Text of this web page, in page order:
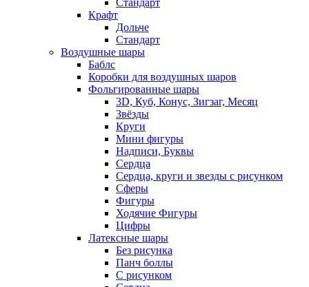
Стандарт
Крафт
Дольче
Стандарт
Воздушные шары
Баблс
Коробки для воздушных шаров
Фольгированные шары
3D, Куб, Конус, Зигзаг, Месяц
Звёзды
Круги
Мини фигуры
Надписи, Буквы
Сердца
Сердца, круги и звезды с рисунком
Сферы
Фигуры
Ходячие Фигуры
Цифры
Латексные шары
Без рисунка
Панч боллы
С рисунком